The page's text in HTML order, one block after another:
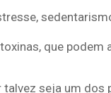
que podem
seja um